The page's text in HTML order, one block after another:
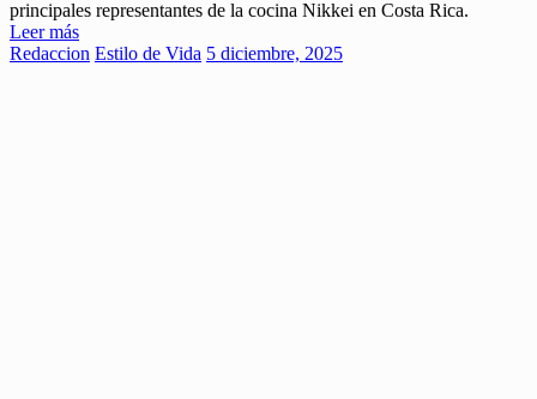
principales representantes de la cocina Nikkei en Costa Rica.
Leer más
Redaccion Estilo de Vida 5 diciembre, 2025